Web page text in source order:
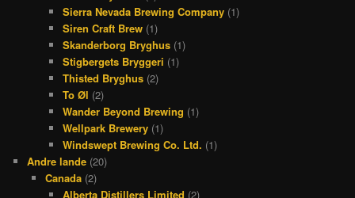
Sierra Nevada Brewing Company (1)
Siren Craft Brew (1)
Skanderborg Bryghus (1)
Stigbergets Bryggeri (1)
Thisted Bryghus (2)
To Øl (2)
Wander Beyond Brewing (1)
Wellpark Brewery (1)
Windswept Brewing Co. Ltd. (1)
Andre lande (20)
Canada(2)
Alberta Distillers Limited (2)